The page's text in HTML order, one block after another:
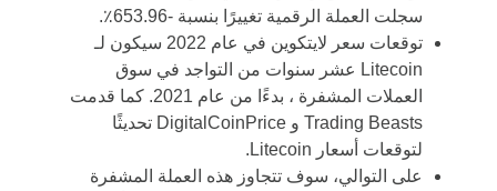
سجلت العملة الرقمية تغييرًا بنسبة -653.96٪.
توقعات سعر لايتكوين في عام 2022 سيكون لـ
Litecoin عشر سنوات من التواجد في سوق
العملات المشفرة ، بدءًا من عام 2021. كما قدمت
Trading Beasts و DigitalCoinPrice تحديثًا
لتوقعات أسعار Litecoin.
على التوالي، سوف تتجاوز هذه العملة المشفرة